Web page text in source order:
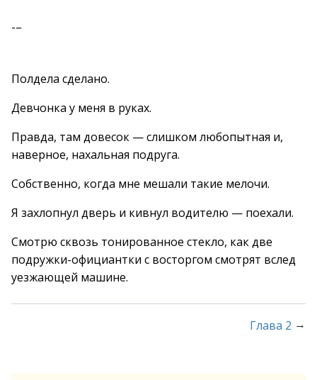
-–
Полдела сделано.
Девчонка у меня в руках.
Правда, там довесок — слишком любопытная и,
наверное, нахальная подруга.
Собственно, когда мне мешали такие мелочи.
Я захлопнул дверь и кивнул водителю — поехали.
Смотрю сквозь тонированное стекло, как две
подружки-официантки с восторгом смотрят вслед
уезжающей машине.
Глава 2 →